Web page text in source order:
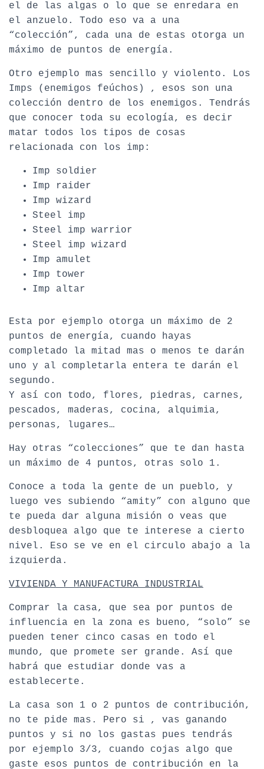
el de las algas o lo que se enredara en
el anzuelo. Todo eso va a una
“colección”, cada una de estas otorga un
máximo de puntos de energía.
Otro ejemplo mas sencillo y violento. Los
Imps (enemigos feúchos) , esos son una
colección dentro de los enemigos. Tendrás
que conocer toda su ecología, es decir
matar todos los tipos de cosas
relacionada con los imp:
Imp soldier
Imp raider
Imp wizard
Steel imp
Steel imp warrior
Steel imp wizard
Imp amulet
Imp tower
Imp altar
Esta por ejemplo otorga un máximo de 2
puntos de energía, cuando hayas
completado la mitad mas o menos te darán
uno y al completarla entera te darán el
segundo.
Y así con todo, flores, piedras, carnes,
pescados, maderas, cocina, alquimia,
personas, lugares…
Hay otras “colecciones” que te dan hasta
un máximo de 4 puntos, otras solo 1.
Conoce a toda la gente de un pueblo, y
luego ves subiendo “amity” con alguno que
te pueda dar alguna misión o veas que
desbloquea algo que te interese a cierto
nivel. Eso se ve en el circulo abajo a la
izquierda.
VIVIENDA Y MANUFACTURA INDUSTRIAL
Comprar la casa, que sea por puntos de
influencia en la zona es bueno, “solo” se
pueden tener cinco casas en todo el
mundo, que promete ser grande. Así que
habrá que estudiar donde vas a
establecerte.
La casa son 1 o 2 puntos de contribución,
no te pide mas. Pero si , vas ganando
puntos y si no los gastas pues tendrás
por ejemplo 3/3, cuando cojas algo que
gaste esos puntos de contribución en la